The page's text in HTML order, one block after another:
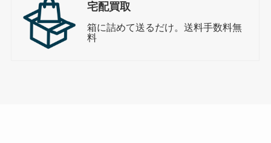
宅配買取
箱に詰めて送るだけ。送料手数料無
料